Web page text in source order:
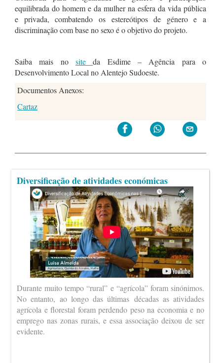
equilibrada do homem e da mulher na esfera da vida pública
e privada, combatendo os estereótipos de género e a
discriminação com base no sexo é o objetivo do projeto.
Saiba mais no siteda Esdime – Agência para o
Desenvolvimento Local no Alentejo Sudoeste.
Documentos Anexos:
Cartaz
Diversificação de atividades económicas
Durante muito tempo “rural” e “agrícola” foram sinónimos.
No entanto, ao longo das últimas décadas as atividades
agrícola e florestal foram perdendo peso na economia e no
emprego nas zonas rurais, e essa associação deixou de ser
evidente.